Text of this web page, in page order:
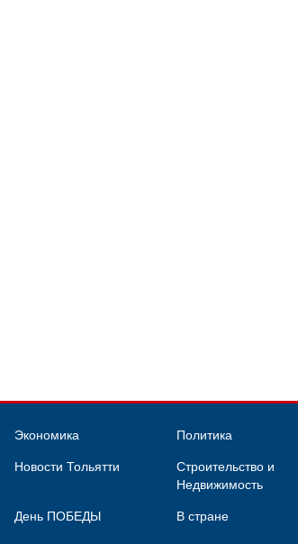
Экономика Политика
Новости Тольятти
Строительство и
Недвижимость
День ПОБЕДЫ В стране